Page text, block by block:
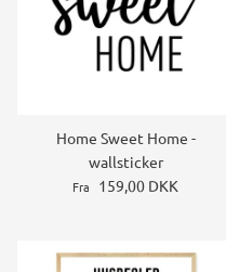
Home Sweet Home -
wallsticker
Fra 159,00 DKK